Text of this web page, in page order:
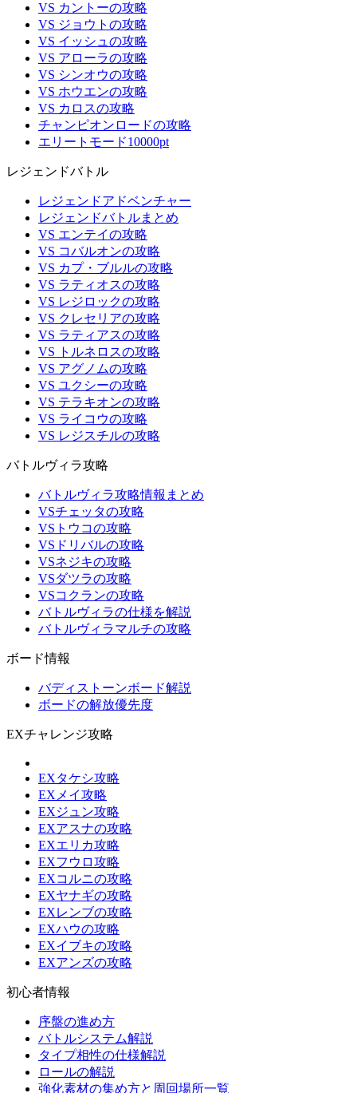
VS カントーの攻略
VS ジョウトの攻略
VS イッシュの攻略
VS アローラの攻略
VS シンオウの攻略
VS ホウエンの攻略
VS カロスの攻略
チャンピオンロードの攻略
エリートモード10000pt
レジェンドバトル
レジェンドアドベンチャー
レジェンドバトルまとめ
VS エンテイの攻略
VS コバルオンの攻略
VS カプ・ブルルの攻略
VS ラティオスの攻略
VS レジロックの攻略
VS クレセリアの攻略
VS ラティアスの攻略
VS トルネロスの攻略
VS アグノムの攻略
VS ユクシーの攻略
VS テラキオンの攻略
VS ライコウの攻略
VS レジスチルの攻略
バトルヴィラ攻略
バトルヴィラ攻略情報まとめ
VSチェッタの攻略
VSトウコの攻略
VSドリバルの攻略
VSネジキの攻略
VSダツラの攻略
VSコクランの攻略
バトルヴィラの仕様を解説
バトルヴィラマルチの攻略
ボード情報
バディストーンボード解説
ボードの解放優先度
EXチャレンジ攻略
EXタケシ攻略
EXメイ攻略
EXジュン攻略
EXアスナの攻略
EXエリカ攻略
EXフウロ攻略
EXコルニの攻略
EXヤナギの攻略
EXレンブの攻略
EXハウの攻略
EXイブキの攻略
EXアンズの攻略
初心者情報
序盤の進め方
バトルシステム解説
タイプ相性の仕様解説
ロールの解説
強化素材の集め方と周回場所一覧